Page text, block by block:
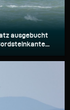
ausgebucht